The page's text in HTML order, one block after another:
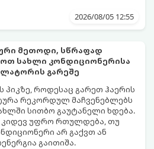
2026/08/05 12:55
მეთოდი, სწრაფად
სახლი კონდიციონერისა
გარეშე
პიკზე, როდესაც გარეთ ჰაერის
რეკორდულ მაჩვენებლებს
სითბო გაუტანელი ხდება.
კიდევ უფრო რთულდება, თუ
არ გაქვთ ან
გაითიშა.